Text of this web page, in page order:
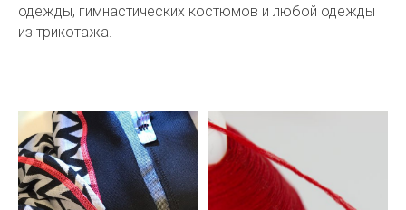
одежды, гимнастических костюмов и любой одежды
из трикотажа.